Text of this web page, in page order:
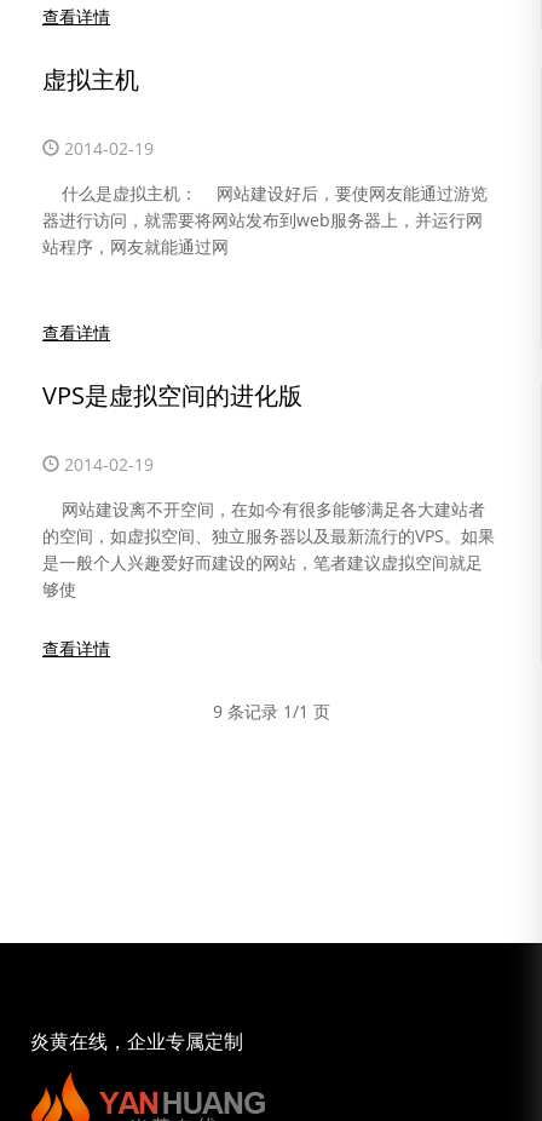
查看详情
虚拟主机
2014-02-19
什么是虚拟主机： 网站建设好后，要使网友能通过游览
器进行访问，就需要将网站发布到web服务器上，并运行网
站程序，网友就能通过网
查看详情
VPS是虚拟空间的进化版
2014-02-19
网站建设离不开空间，在如今有很多能够满足各大建站者
的空间，如虚拟空间、独立服务器以及最新流行的VPS。如果
是一般个人兴趣爱好而建设的网站，笔者建议虚拟空间就足
够使
查看详情
9 条记录 1/1 页
炎黄在线，企业专属定制